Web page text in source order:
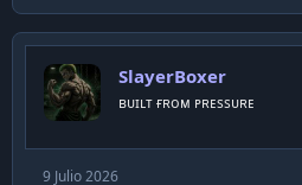
SlayerBoxer
ʙᴜɪʟᴛ ғʀᴏᴍ ᴘʀᴇssᴜʀᴇ
9 Julio 2026